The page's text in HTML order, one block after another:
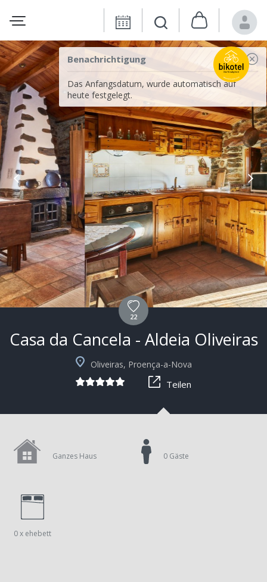
Benachrichtigung
Das Anfangsdatum, wurde automatisch auf
heute festgelegt.
22
Casa da Cancela - Aldeia Oliveiras
Oliveiras, Proença-a-Nova
Teilen
Ganzes Haus
0 x ehebett
0 Gäste